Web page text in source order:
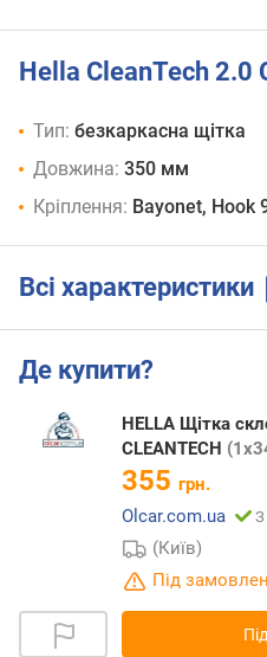
Hella CleanTech 2.0
Тип: безкаркасна щітка
Довжина: 350 мм
Кріплення: Bayonet, Hook
Всі характеристики
Де купити?
HELLA Щітка
CLEANTECH
355 грн.
Olcar.com.ua
З
(Київ)
Під